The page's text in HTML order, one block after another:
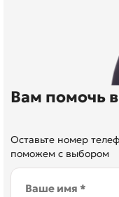
Вам помочь
Оставьте номер
поможем с выбором